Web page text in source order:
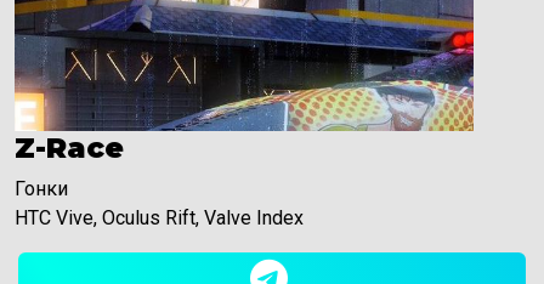
Z-Race
Гонки
HTC Vive, Oculus Rift, Valve Index